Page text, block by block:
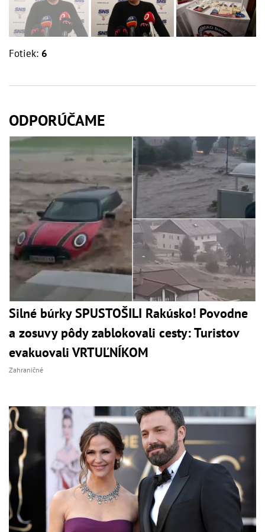
Fotiek: 6
ODPORÚČAME
Silné búrky SPUSTOŠILI Rakúsko! Povodne
a zosuvy pôdy zablokovali cesty: Turistov
evakuovali VRTUĽNÍKOM
Zahraničné